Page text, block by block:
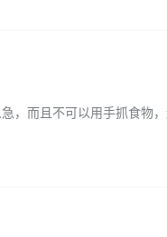
，而且不可以用手抓食物